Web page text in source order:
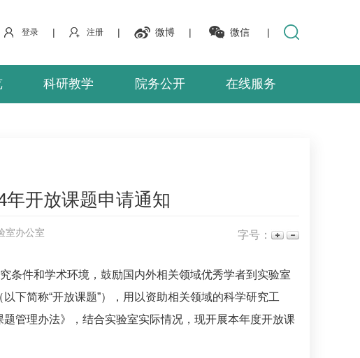
登录 | 注册 | 微博 | 微信 |
科研教学 院务公开 在线服务
开放课题申请通知
室办公室 字号：
条件和学术环境，鼓励国内外相关领域优秀学者到实验室
下简称“开放课题”），用以资助相关领域的科学研究工
管理办法》，结合实验室实际情况，现开展本年度开放课